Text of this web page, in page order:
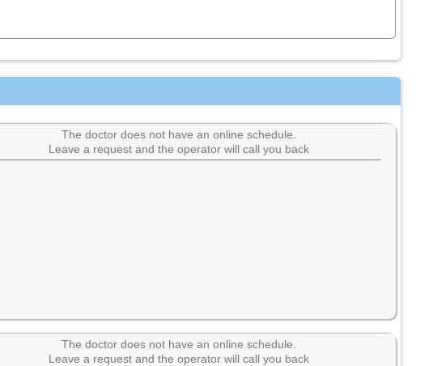
The doctor does not have an online schedule.
Leave a request and the operator will call you back
The doctor does not have an online schedule.
Leave a request and the operator will call you back